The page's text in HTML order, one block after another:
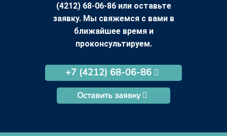
(4212) 68-06-86 или оставьте
заявку. Мы свяжемся с вами в
ближайшее время и
проконсультируем.
+7 (4212) 68-06-86
Оставить заявку